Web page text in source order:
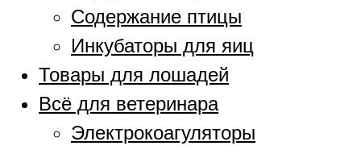
Содержание птицы
Инкубаторы для яиц
Товары для лошадей
Всё для ветеринара
Электрокоагуляторы